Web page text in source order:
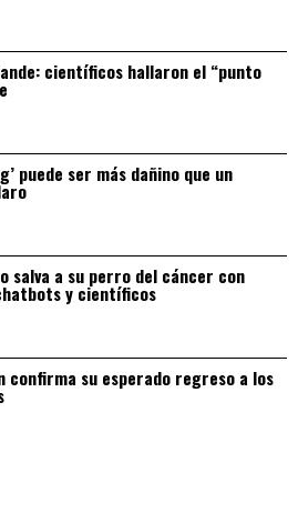
científicos hallaron el “punto
puede ser más dañino que un
salva a su perro del cáncer con
y científicos
confirma su esperado regreso a los